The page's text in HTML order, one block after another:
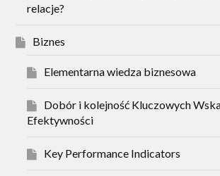
relacje?
Biznes
Elementarna wiedza biznesowa
Dobór i kolejność Kluczowych
Efektywności
Key Performance Indicators